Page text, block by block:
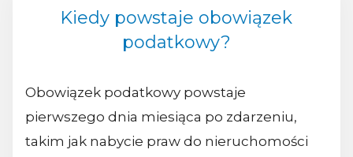
Kiedy powstaje obowiązek
podatkowy?
Obowiązek podatkowy powstaje
pierwszego dnia miesiąca po zdarzeniu,
takim jak nabycie praw do nieruchomości